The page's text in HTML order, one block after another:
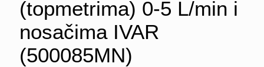
(topmetrima) 0-5 L/min i
nosačima IVAR
(500085MN)